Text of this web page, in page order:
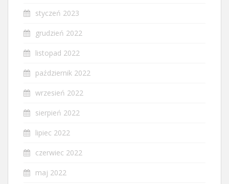
styczeń 2023
grudzień 2022
listopad 2022
październik 2022
wrzesień 2022
sierpień 2022
lipiec 2022
czerwiec 2022
maj 2022